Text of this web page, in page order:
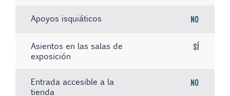
Apoyos isquiáticos No
Asientos en las salas de
exposición
Sí
Entrada accesible a la
tienda
No